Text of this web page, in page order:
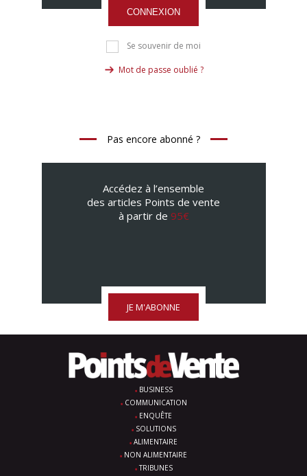
CONNEXION
Se souvenir de moi
Mot de passe oublié ?
Pas encore abonné ?
Accédez à l’ensemble
des articles Points de vente
à partir de 95€
JE M'ABONNE
BUSINESS
COMMUNICATION
ENQUÊTE
SOLUTIONS
ALIMENTAIRE
NON ALIMENTAIRE
TRIBUNES